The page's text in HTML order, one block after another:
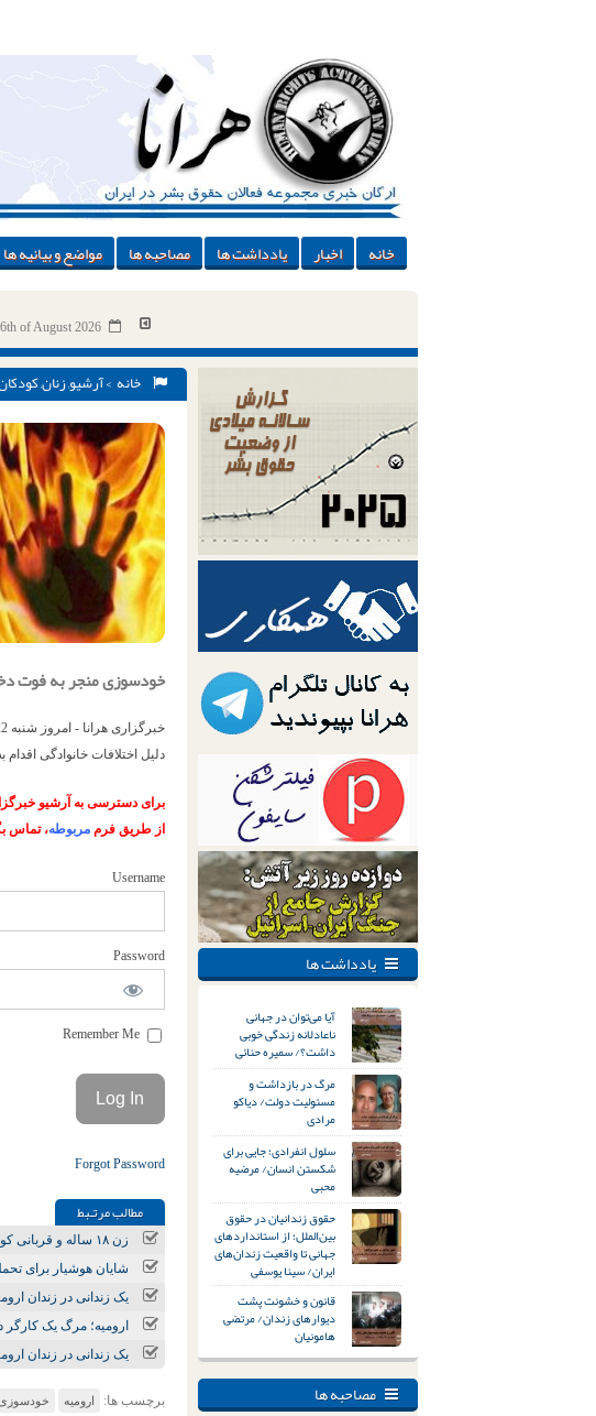
خانه اخبار یادداشت ها مصاحبه ها مواضع و بیانیه ها
6th of August 2026
خانه >آرشیو,زنان,
خودسوزی منجر به فوت دختر ۱۷ ساله در شهرستان
دلیل اختلافات خانوادگی
برای دسترسی به آرشیو
از طریق فرم مربوطه، تماس
Username
Password
Forgot Password
مطالب مرتـبط
زن ۱۸ ساله و قربانی کودک‌همسری در پی خودسوزی جان باخت
شایان هوشیار برای
یک زندانی در زندان ارومیه اعدام شد/
ارومیه؛ مرگ یک کارگر
یک زندانی در زندان
برچسب ها: ارومیه خودسوزی
یادداشت ها
آیا می‌توان در جهانی
ناعادلانه زندگی خوبی
داشت؟/ سمیره حنائی
مرگ در بازداشت و
مسئولیت دولت/ دیاکو
مرادی
سلول انفرادی؛ جایی برای
شکستن انسان/ مرضیه
محبی
حقوق زندانیان در حقوق
بین‌الملل؛ از استانداردهای
جهانی تا واقعیت زندان‌های
ایران/ سینا یوسفی
قانون و خشونت پشت
دیوارهای زندان/ مرتضی
هامونیان
مصاحبه ها